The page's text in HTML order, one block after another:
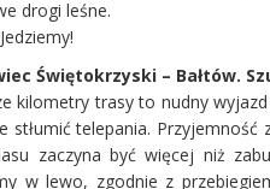
drogi leśne.
Świętokrzyski – Bałtów.
kilometry trasy to nudny
stłumić telepania.
zaczyna być więcej niż
w lewo, zgodnie z